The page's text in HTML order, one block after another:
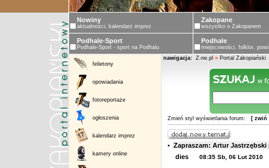
Nowiny
aktualności, kalendarz imprez
Zakopane
wszystko o Zakopanem
Podhale-Sport
Podhale-Sport - sport na Podhalu
Podhale
miejscowości, folklor,
felietony
opowiadania
fotoreportaże
ogłoszenia
kalendarz imprez
kamery online
nawigacja: Z-ne.pl » Portal Zakopiański
Zmień styl wyświetlania forum: [ zwiń
• Zapraszam: Artur
dies
08:35 Sb, 06 Lut 2010